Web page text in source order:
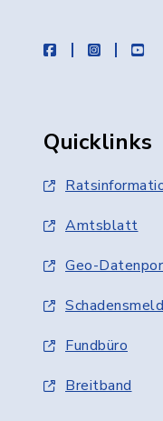
facebookinstagram
Quicklinks
Amtsblatt
Geo-
Fundbüro
Breitband